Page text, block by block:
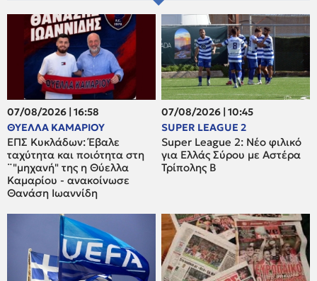
07/08/2026 | 16:58
ΘΥΕΛΛΑ ΚΑΜΑΡΙΟΥ
ΕΠΣ Κυκλάδων: Έβαλε
ταχύτητα και ποιότητα στη
¨"μηχανή" της η Θύελλα
Καμαρίου - ανακοίνωσε
Θανάση Ιωαννίδη
07/08/2026 | 10:45
SUPER LEAGUE 2
Super League 2: Νέο φιλικό
για Ελλάς Σύρου με Αστέρα
Τρίπολης Β